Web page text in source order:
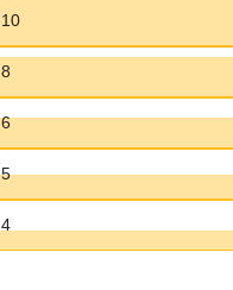
10
8
6
5
4